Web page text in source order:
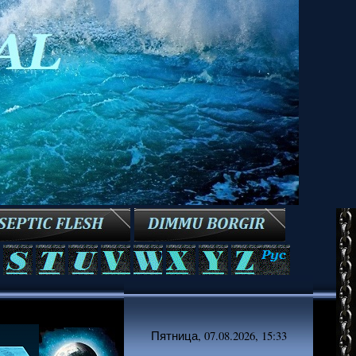
Пятница, 07.08.2026, 15:33